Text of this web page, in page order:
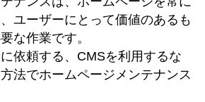
ユーザーにとって価値のあるも
な作業です。
依頼する、CMSを利用するな
法でホームページメンテナンス